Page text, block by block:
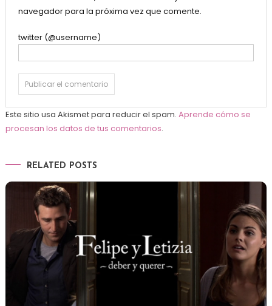
navegador para la próxima vez que comente.
twitter (@username)
Este sitio usa Akismet para reducir el spam. Aprende cómo se
procesan los datos de tus comentarios.
RELATED POSTS